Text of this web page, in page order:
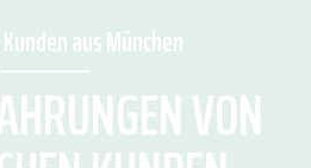
aus München
VON